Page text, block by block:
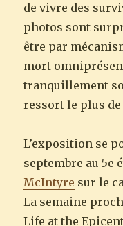
de vivre des
photos sont
être par
mort
tranquillement
ressort le plus
L’exposition se
septembre au 5e
McIntyre sur le
La semaine
Life at the